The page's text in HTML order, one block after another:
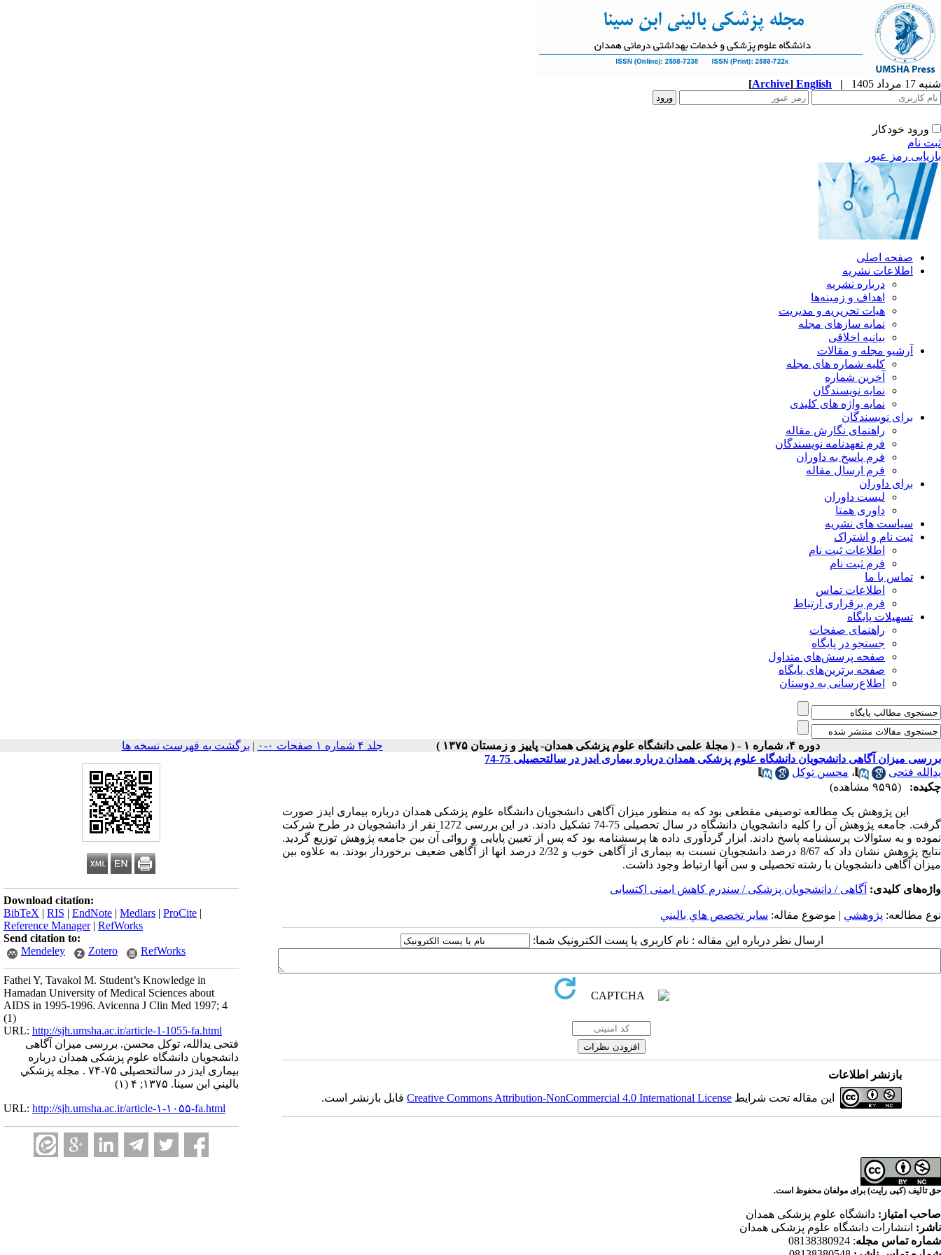
شنبه 17 مرداد 1405 |
English
[Archive]
ورود خودکار
ثبت نام
بازیابی رمز عبور
صفحه اصلی
اطلاعات نشریه
درباره نشریه
اهداف و زمینه‌ها
هیات تحریریه و مدیریت
نمایه سازهای مجله
بیانیه اخلاقی
آرشیو مجله و مقالات
کلیه شماره های مجله
آخرین شماره
نمایه نویسندگان
نمایه واژه های کلیدی
برای نویسندگان
راهنمای نگارش مقاله
فرم تعهدنامه نویسندگان
فرم پاسخ به داوران
فرم ارسال مقاله
برای داوران
لیست داوران
داوری همتا
سیاست های نشریه
ثبت نام و اشتراک
اطلاعات ثبت نام
فرم ثبت نام
تماس با ما
اطلاعات تماس
فرم برقراری ارتباط
تسهیلات پایگاه
راهنمای صفحات
جستجو در پایگاه
صفحه پرسش‌های متداول
صفحه برترین‌های پایگاه
اطلاع‌رسانی به دوستان
دوره ۴، شماره ۱ - ( مجلۀ علمی دانشگاه علوم پزشکی همدان- پاييز و زمستان ۱۳۷۵ ) جلد ۴ شماره ۱ صفحات ۰-۰ | برگشت به فهرست نسخه ها
Download citation:
BibTeX | RIS | EndNote | Medlars | ProCite |
Reference Manager| RefWorks
Send citation to:
Mendeley
Zotero RefWorks
Fathei Y, Tavakol M. Student’s Knowledge in
Hamadan University of Medical Sciences about
AIDS in 1995-1996. Avicenna J Clin Med 1997; 4
(1)
URL: http://sjh.umsha.ac.ir/article-1-1055-fa.html
فتحی یدالله، توکل محسن. بررسی میزان آگاهی
دانشجویان دانشگاه علوم پزشکی همدان درباره
بیماری ایدز در سالتحصیلی ۷۵-۷۴ . مجله پزشكي
باليني ابن سينا. ۱۳۷۵; ۴ (۱)
URL: http://sjh.umsha.ac.ir/article-۱-۱۰۵۵-fa.html
بررسی میزان آگاهی دانشجویان دانشگاه علوم پزشکی همدان درباره بیماری ایدز در سالتحصیلی 75-74
یدالله فتحی
، محسن توکل
چکیده:
(۹۵۹۵ مشاهده)
این پژوهش یک مطالعه توصیفی مقطعی بود که به منظور میزان آگاهی دانشجویان دانشگاه علوم پزشکی همدان درباره بیماری ایدز صورت
گرفت. جامعه پژوهش آن را کلیه دانشجویان دانشگاه در سال تحصیلی 75-74 تشکیل دادند. در این بررسی 1272 نفر از دانشجویان در طرح شرکت
نموده و به سئوالات پرسشنامه پاسخ دادند. ابزار گردآوری داده ها پرسشنامه بود که پس از تعیین پایایی و روائی آن بین جامعه پژوهش توزیع گردید.
نتایج پژوهش نشان داد که 8/67 درصد دانشجویان نسبت به بیماری از آگاهی خوب و 2/32 درصد انها از آگاهی ضعیف برخوردار بودند. به علاوه بین
میزان آگاهی دانشجویان با رشته تحصیلی و سن آنها ارتباط وجود داشت.
واژه‌های کلیدی: آگاهی / دانشجویان پزشکی / سندرم کاهش ایمنی اکتسابی
نوع مطالعه: پژوهشي | موضوع مقاله: سایر تخصص هاي باليني
ارسال نظر درباره این مقاله : نام کاربری یا پست الکترونیک شما:
بازنشر اطلاعات
این مقاله تحت شرایط Creative Commons Attribution-NonCommercial 4.0 International Licenseقابل بازنشر است.
حق تالیف (کپی رایت) برای مولفان محفوظ است.
صاحب امتیاز: دانشگاه علوم پزشکی همدان
ناشر: انتشارات دانشگاه علوم پزشکی همدان
شماره تماس مجله: 08138380924